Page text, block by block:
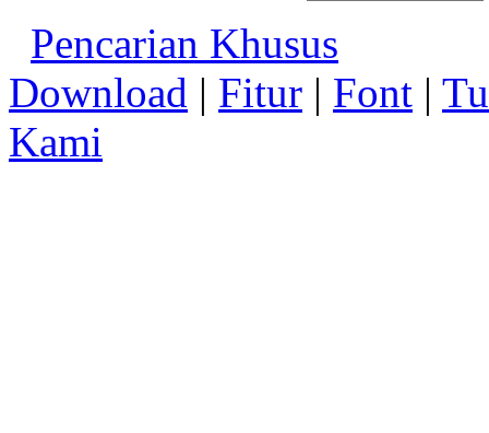
Pencarian Khusus
Download | Fitur | Font |
Kami